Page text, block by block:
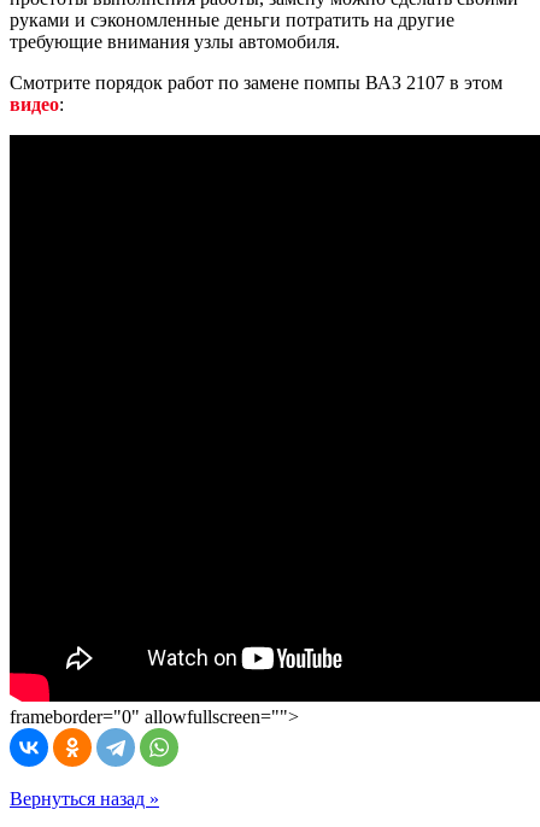
руками и сэкономленные деньги потратить на другие
требующие внимания узлы автомобиля.
Смотрите порядок работ по замене помпы ВАЗ 2107 в этом
видео:
frameborder="0" allowfullscreen="">
Вернуться назад »